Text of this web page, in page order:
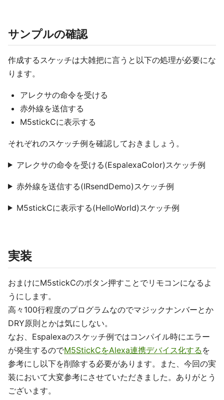
サンプルの確認
作成するスケッチは大雑把に言うと以下の処理が必要にな
ります。
アレクサの命令を受ける
赤外線を送信する
M5stickCに表示する
それぞれのスケッチ例を確認しておきましょう。
アレクサの命令を受ける(EspalexaColor)スケッチ例
赤外線を送信する(IRsendDemo)スケッチ例
M5stickCに表示する(HelloWorld)スケッチ例
実装
おまけにM5stickCのボタン押すことでリモコンになるよ
うにします。
高々100行程度のプログラムなのでマジックナンバーとか
DRY原則とかは気にしない。
なお、Espalexaのスケッチ例ではコンパイル時にエラー
が発生するのでM5StickCをAlexa連携デバイス化する を
参考にし以下を削除する必要があります。また、今回の実
装において大変参考にさせていただきました。ありがとう
ございます。